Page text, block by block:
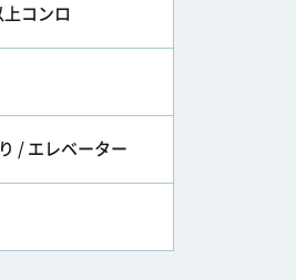
コンロ
/ エレベーター